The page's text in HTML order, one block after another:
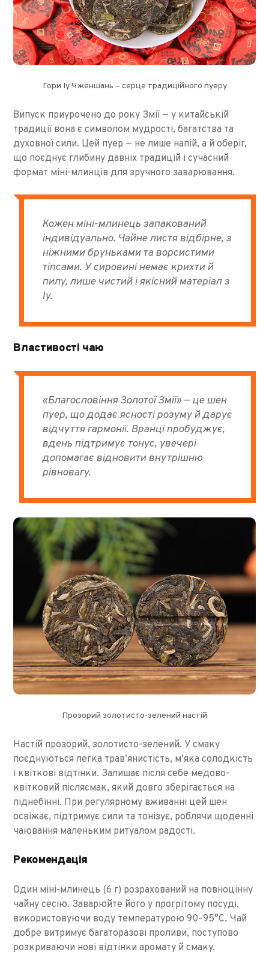
Гори Іу Чженшань – серце традиційного пуеру
Випуск приурочено до року Змії — у китайській
традиції вона є символом мудрості, багатства та
духовної сили. Цей пуер — не лише напій, а й оберіг,
що поєднує глибину давніх традицій і сучасний
формат міні-млинців для зручного заварювання.
Кожен міні-млинець запакований
індивідуально. Чайне листя відбірне, з
ніжними бруньками та ворсистими
тіпсами. У сировині немає крихти й
пилу, лише чистий і якісний матеріал з
Іу.
Властивості чаю
«Благословіння Золотої Змії» — це шен
пуер, що додає ясності розуму й дарує
відчуття гармонії. Вранці пробуджує,
вдень підтримує тонус, увечері
допомагає відновити внутрішню
рівновагу.
Прозорий золотисто-зелений настій
Настій прозорий, золотисто-зелений. У смаку
поєднуються легка трав’янистість, м’яка солодкість
і квіткові відтінки. Залишає після себе медово-
квітковий післясмак, який довго зберігається на
піднебінні. При регулярному вживанні цей шен
освіжає, підтримує сили та тонізує, роблячи щоденні
чаювання маленьким ритуалом радості.
Рекомендація
Один міні-млинець (6 г) розрахований на повноцінну
чайну сесію. Заварюйте його у прогрітому посуді,
використовуючи воду температурою 90–95°C. Чай
добре витримує багаторазові проливи, поступово
розкриваючи нові відтінки аромату й смаку.